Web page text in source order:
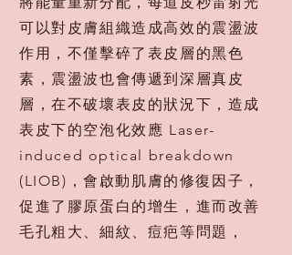
可以對皮膚組織造成高效的震盪波
作用，不僅擊碎了表皮層的黑色
素，震盪波也會傳遞到深層真皮
層，在不破壞表皮的狀況下，造成
表皮下的空泡化效應 Laser-
induced optical breakdown
(LIOB)，會啟動肌膚的修復因子，
促進了膠原蛋白的增生，進而改善
毛孔粗大、細紋、痘疤等問題，